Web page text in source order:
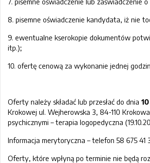
8. pisemne oświadczenie kandydata, iż nie
9. ewentualne kserokopie dokumentów
itp.);
10. ofertę cenową za wykonanie jednej
Oferty należy składać lub przesłać do dnia 10
Krokowej ul. Wejherowska 3, 84-110
psychicznymi – terapia logopedyczna
Informacja merytoryczna – telefon 58 675 41
Oferty, które wpłyną po terminie nie będą